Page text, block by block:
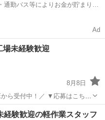
勤バス等によりお金が貯まりや
Ad
場未経験歓迎
8月8日
。 ...
経験歓迎の軽作業スタッフ